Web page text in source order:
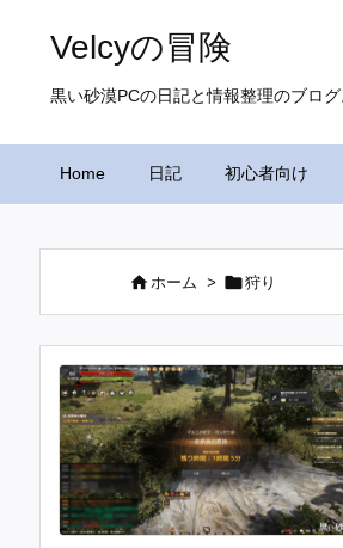
Velcyの冒険
黒い砂漠PCの日記と情報整理のブロ
Home 日記 初心者向け
ホーム > 狩り